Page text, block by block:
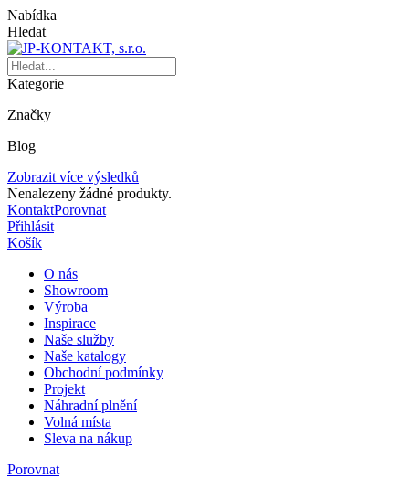
Nabídka
Hledat
Kategorie
Značky
Blog
Zobrazit více výsledků
Nenalezeny žádné produkty.
KontaktPorovnat
Přihlásit
Košík
O nás
Showroom
Výroba
Inspirace
Naše služby
Naše katalogy
Obchodní podmínky
Projekt
Náhradní plnění
Volná místa
Sleva na nákup
Porovnat